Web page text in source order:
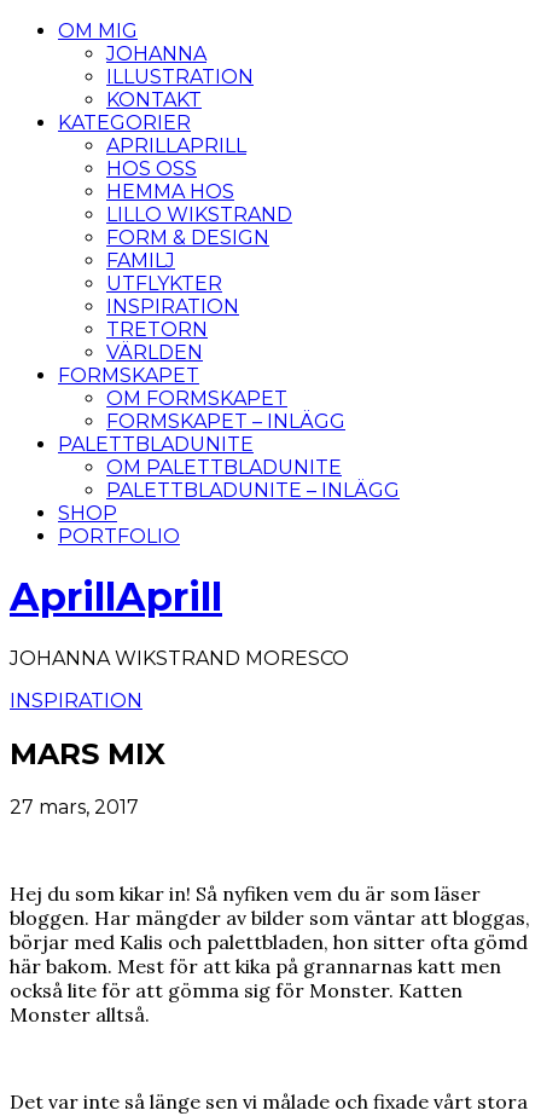
OM MIG
JOHANNA
ILLUSTRATION
KONTAKT
KATEGORIER
APRILLAPRILL
HOS OSS
HEMMA HOS
LILLO WIKSTRAND
FORM & DESIGN
FAMILJ
UTFLYKTER
INSPIRATION
TRETORN
VÄRLDEN
FORMSKAPET
OM FORMSKAPET
FORMSKAPET – INLÄGG
PALETTBLADUNITE
OM PALETTBLADUNITE
PALETTBLADUNITE – INLÄGG
SHOP
PORTFOLIO
AprillAprill
JOHANNA WIKSTRAND MORESCO
INSPIRATION
MARS MIX
27 mars, 2017
Hej du som kikar in! Så nyfiken vem du är som läser
bloggen. Har mängder av bilder som väntar att bloggas,
börjar med Kalis och palettbladen, hon sitter ofta gömd
här bakom. Mest för att kika på grannarnas katt men
också lite för att gömma sig för Monster. Katten
Monster alltså.
Det var inte så länge sen vi målade och fixade vårt stora